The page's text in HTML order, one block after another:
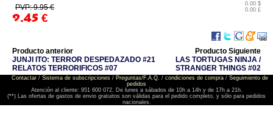
PVP: 9.95 €
9.45 €
0.00 $
0.00 £
Producto anterior
JUNJI ITO: TERROR DESPEDAZADO #21
RELATOS TERRORIFICOS #07
Producto Siguiente
LAS TORTUGAS NINJA /
STRANGER THINGS #02
Contactar/ Sistema de subscripciones/ Preguntas/F.A.Q. / condiciones de compra/ Seguimiento de
pedidos
Atención al cliente: 951 600 072. De lunes a sábados de 10h a 14h y de 17h a 21h.
(**) Las ofertas de gastos de envio gratuitos son válidas para el pedido completo, y sólo para pedidos
nacionales.